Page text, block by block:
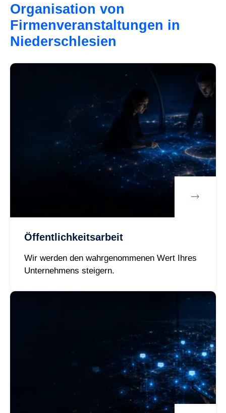
Organisation von
Firmenveranstaltungen in
Niederschlesien
Öffentlichkeitsarbeit
Wir werden den wahrgenommenen Wert Ihres
Unternehmens steigern.